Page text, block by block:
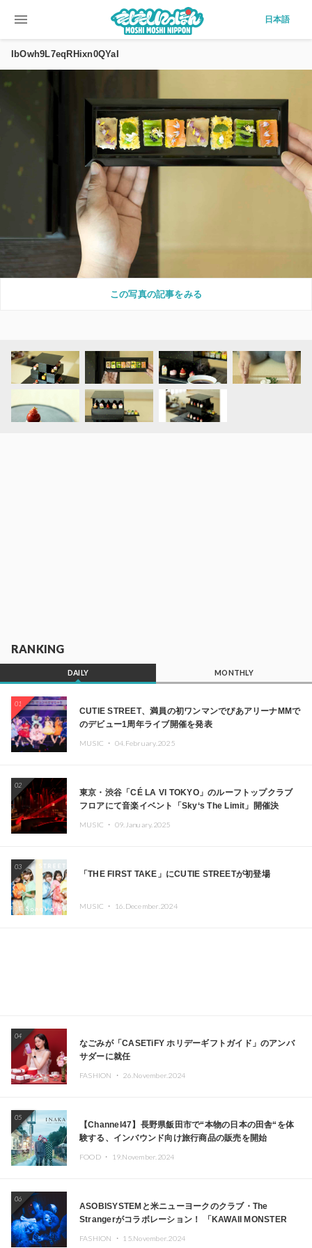
menu 日本語
IbOwh9L7eqRHixn0QYaI
この写真の記事をみる
RANKING
DAILY MONTHLY
01
CUTIE STREET、満員の初ワンマンでぴあアリーナMMで
のデビュー1周年ライブ開催を発表
MUSIC ・ 04.February.2025
02
東京・渋谷「CÉ LA VI TOKYO」のルーフトップクラブ
フロアにて音楽イベント「Sky‘s The Limit」開催決
Kza（FORCE OF NATURE）ら日本を代表するDJ・クリ
MUSIC ・ 09.January.2025
03
「THE FIRST TAKE」にCUTIE STREETが初登場
MUSIC ・ 16.December.2024
04
なごみが「CASETiFY ホリデーギフトガイド」のアンバ
サダーに就任
FASHION ・ 26.November.2024
05
【Channel47】長野県飯田市で“本物の日本の田舎“を体
験する、インバウンド向け旅行商品の販売を開始
FOOD ・ 19.November.2024
06
ASOBISYSTEMと米ニューヨークのクラブ・The
Strangerがコラボレーション！ 「KAWAII MONSTER
FASHION ・ 15.November.2024